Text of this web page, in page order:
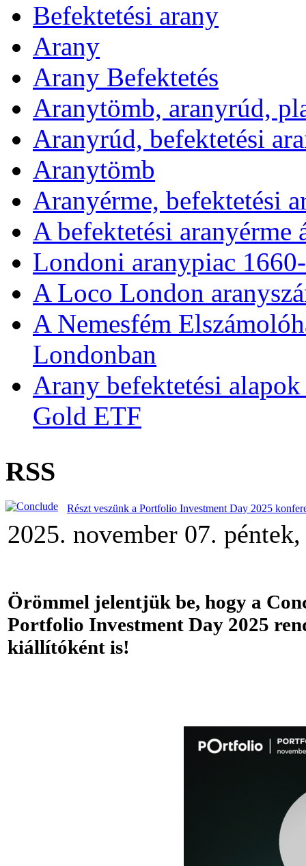
Befektetési arany
Arany
Arany Befektetés
Aranytömb, aranyrúd,
Aranyrúd, befektetési
Aranytömb
Aranyérme, befektetési
A befektetési
Londoni aranypiac
A Loco London
A Nemesfém
Londonban
Arany befektetési
Gold ETF
RSS
Részt veszünk a Portfolio Investment Day 2025
2025. november 07.
Örömmel jelentjük be, hogy a
Portfolio Investment Day 2025
kiállítóként is!